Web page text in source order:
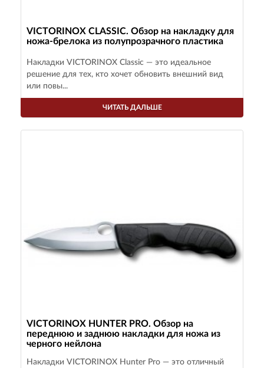
VICTORINOX CLASSIC. Обзор на накладку для
ножа-брелока из полупрозрачного пластика
Накладки VICTORINOX Classic — это идеальное
решение для тех, кто хочет обновить внешний вид
или повы...
ЧИТАТЬ ДАЛЬШЕ
VICTORINOX HUNTER PRO. Обзор на
переднюю и заднюю накладки для ножа из
черного нейлона
Накладки VICTORINOX Hunter Pro — это отличный